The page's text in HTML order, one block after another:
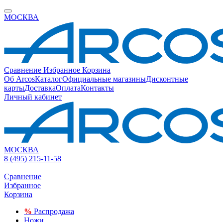
МОСКВА
Сравнение Избранное Корзина
Об ArcosКаталогОфициальные магазиныДисконтные
картыДоставкаОплатаКонтакты
Личный кабинет
МОСКВА
8 (495) 215-11-58
Сравнение
Избранное
Корзина
% Распродажа
Ножи